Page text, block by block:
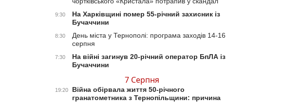
9:30
На Харківщині помер 55-річний захисник із
Бучаччини
8:30
День міста у Тернополі: програма заходів 14-16
серпня
7:30
На війні загинув 20-річний оператор БпЛА із
Бучаччини
7 Серпня
19:20
Війна обірвала життя 50-річного
гранатометника з Тернопільщини: причина